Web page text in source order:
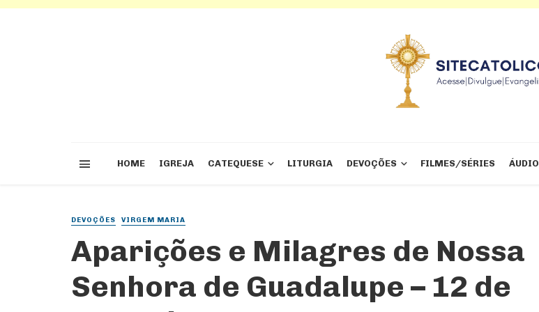
HOME IGREJA CATEQUESE LITURGIA DEVOÇÕES FILMES/SÉRIES ÁUDIO
DEVOÇÕES VIRGEM MARIA
Aparições e Milagres de Nossa
Senhora de Guadalupe – 12 de